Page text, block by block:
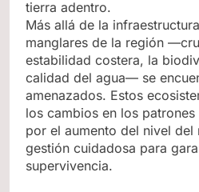
tierra adentro.
Más allá de la
manglares de la región
estabilidad costera, la
calidad del agua— se
amenazados. Estos
los cambios en los
por el aumento del nivel del
gestión cuidadosa para
supervivencia.